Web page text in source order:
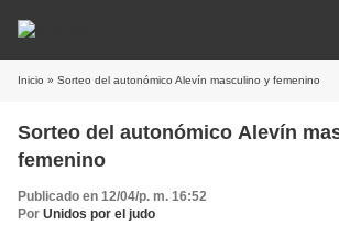
Inicio » Sorteo del autonómico Alevín masculino y femenino
Sorteo del autonómico Alevín
femenino
Publicado en 12/04/p. m. 16:52
Por Unidos por el judo